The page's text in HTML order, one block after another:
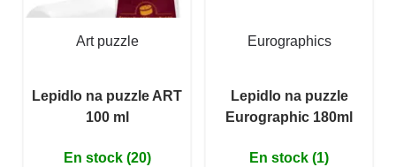
Art puzzle
Lepidlo na puzzle ART
100 ml
En stock (20)
Eurographics
Lepidlo na puzzle
Eurographic 180ml
En stock (1)